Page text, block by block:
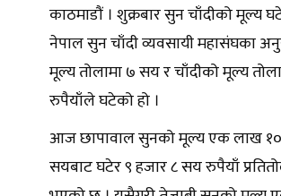
काठमाडौं । शुक्रबार सुन चाँदीको मूल्य
नेपाल सुन चाँदी व्यवसायी महासंघका
मूल्य तोलामा ७ सय र चाँदीको मूल्य
रुपैयाँले घटेको हो ।
आज छापावाल सुनको मूल्य एक लाख
सयबाट घटेर ९ हजार ८ सय रुपैयाँ